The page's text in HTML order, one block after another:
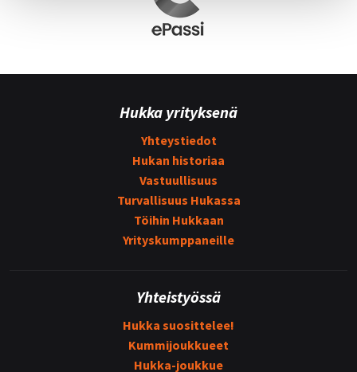
Hukka yrityksenä
Yhteystiedot
Hukan historiaa
Vastuullisuus
Turvallisuus Hukassa
Töihin Hukkaan
Yrityskumppaneille
Yhteistyössä
Hukka suosittelee!
Kummijoukkueet
Hukka-joukkue